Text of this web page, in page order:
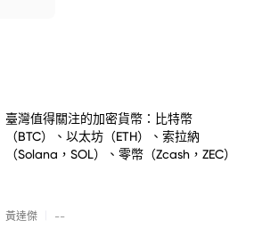
臺灣值得關注的加密貨幣：比特幣
（BTC）、以太坊（ETH）、索拉納
（Solana，SOL）、零幣（Zcash，ZEC）
黃達傑 --